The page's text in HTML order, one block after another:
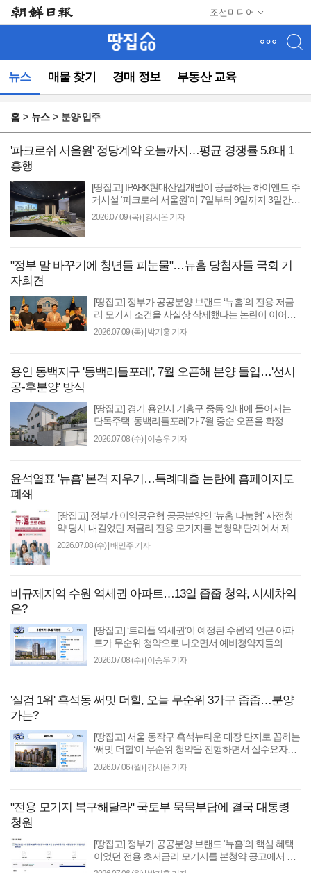
조선미디어
뉴스 매물 찾기 경매 정보 부동산 교육
뉴
(컨
영
동)
홈 뉴스 분양·입주
'파크로쉬 서울원' 정당계약 오늘까지…평균 경쟁률 5.8대 1
흥행
[땅집고] IPARK현대산업개발이 공급하는 하이엔드 주
거시설 ‘파크로쉬 서울원’이 7일부터 9일까지 3일간
정당계약을 진행했다. 파크로쉬 서울원은 앞서 진행
2026.07.09 (목)| 강시온 기자
"정부 말 바꾸기에 청년들 피눈물"…뉴홈 당첨자들 국회 기
자회견
[땅집고] 정부가 공공분양 브랜드 ‘뉴홈’의 전용 저금
리 모기지 조건을 사실상 삭제했다는 논란이 이어지
는 가운데 사전청약 당첨자들이 국회를 찾아 “2022년
2026.07.09 (목)| 박기홍 기자
용인 동백지구 '동백리틀포레', 7월 오픈해 분양 돌입…'선시
공-후분양' 방식
[땅집고] 경기 용인시 기흥구 중동 일대에 들어서는
단독주택 ‘동백리틀포레’가 7월 중순 오픈을 확정하
고 분양 일정에 돌입한다. 동백리틀포레는 총 8가구
2026.07.08 (수)| 이승우 기자
윤석열표 '뉴홈' 본격 지우기…특례대출 논란에 홈페이지도
폐쇄
[땅집고] 정부가 이익공유형 공공분양인 ‘뉴홈 나눔형’ 사전청
약 당시 내걸었던 저금리 전용 모기지를 본청약 단계에서 제외
해 논란이 확산하는 가운데, 해당 정책..
2026.07.08 (수)| 배민주 기자
비규제지역 수원 역세권 아파트…13일 줍줍 청약, 시세차익
은?
[땅집고] ‘트리플 역세권’이 예정된 수원역 인근 아파
트가 무순위 청약으로 나오면서 예비청약자들의 관
심을 받고 있다. 8일 한국부동산원 청약홈에 따르면,
2026.07.08 (수)| 이승우 기자
'실검 1위' 흑석동 써밋 더힐, 오늘 무순위 3가구 줍줍…분양
가는?
[땅집고] 서울 동작구 흑석뉴타운 대장 단지로 꼽히는
‘써밋 더힐’이 무순위 청약을 진행하면서 실수요자들
의 관심이 다시 몰리고 있다. 미계약 물량은 단 3가구
2026.07.06 (월)| 강시온 기자
"전용 모기지 복구해달라" 국토부 묵묵부답에 결국 대통령
청원
[땅집고] 정부가 공공분양 브랜드 ‘뉴홈’의 핵심 혜택
이었던 전용 초저금리 모기지를 본청약 공고에서 일
방적으로 삭제하자 수분양자들이 결국 대통령을 향